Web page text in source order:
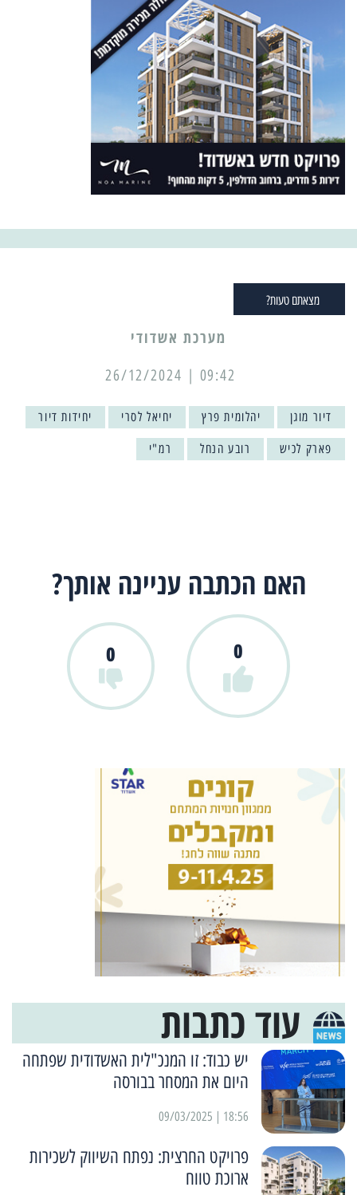
מצאתם טעות?
מערכת אשדודי
09:42 | 26/12/2024
דיור מוגן יהלומית פרץ יחיאל לסרי יחידות דיור
פארק לכיש רובע הנחל רמ"י
האם הכתבה עניינה אותך?
0
0
עוד כתבות
יש כבוד: זו המנכ"לית האשדודית שפתחה
היום את המסחר בבורסה
18:56 | 09/03/2025
פרויקט החרצית: נפתח השיווק לשכירות
ארוכת טווח